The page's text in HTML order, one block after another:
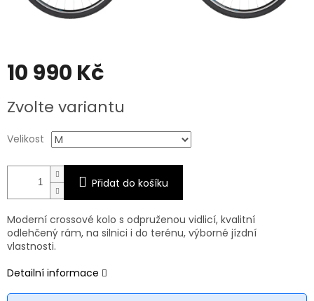
10 990 Kč
cena:
Zvolte variantu
Velikost
Přidat do košíku
Moderní crossové kolo s odpruženou vidlicí, kvalitní
odlehčený rám, na silnici i do terénu, výborné jízdní
vlastnosti.
Detailní informace